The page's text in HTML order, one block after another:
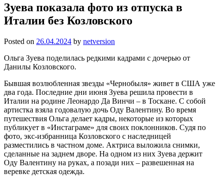
Зуева показала фото из отпуска в
Италии без Козловского
Posted on 26.04.2024 by netversion
Ольга Зуева поделилась редкими кадрами с дочерью от
Данилы Козловского.
Бывшая возлюбленная звезды «Чернобыля» живет в США уже
два года. Последние дни июня Зуева решила провести в
Италии на родине Леонардо Да Винчи – в Тоскане. С собой
артистка взяла годовалую дочь Оду Валентину. Во время
путешествия Ольга делает кадры, некоторые из которых
публикует в «Инстаграме» для своих поклонников. Судя по
фото, экс-избранница Козловского с наследницей
разместились в частном доме. Актриса выложила снимки,
сделанные на заднем дворе. На одном из них Зуева держит
Оду Валентину на руках, а позади них – развешенная на
веревке детская одежда.